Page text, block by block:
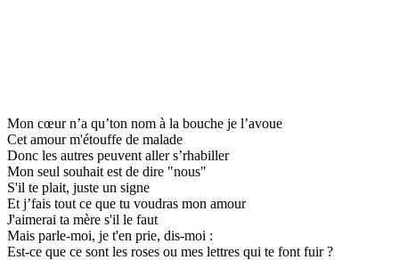
Mon cœur n’a qu’ton nom à la bouche je l’avoue
Cet amour m'étouffe de malade
Donc les autres peuvent aller s’rhabiller
Mon seul souhait est de dire "nous"
S'il te plait, juste un signe
Et j’fais tout ce que tu voudras mon amour
J'aimerai ta mère s'il le faut
Mais parle-moi, je t'en prie, dis-moi :
Est-ce que ce sont les roses ou mes lettres qui te font fuir ?